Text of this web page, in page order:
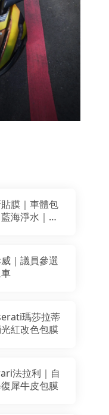
膜｜車體包
海淨水｜車
｜議員參選
瑪莎拉蒂
光紅改色包膜
法拉利｜自
犀牛皮包膜